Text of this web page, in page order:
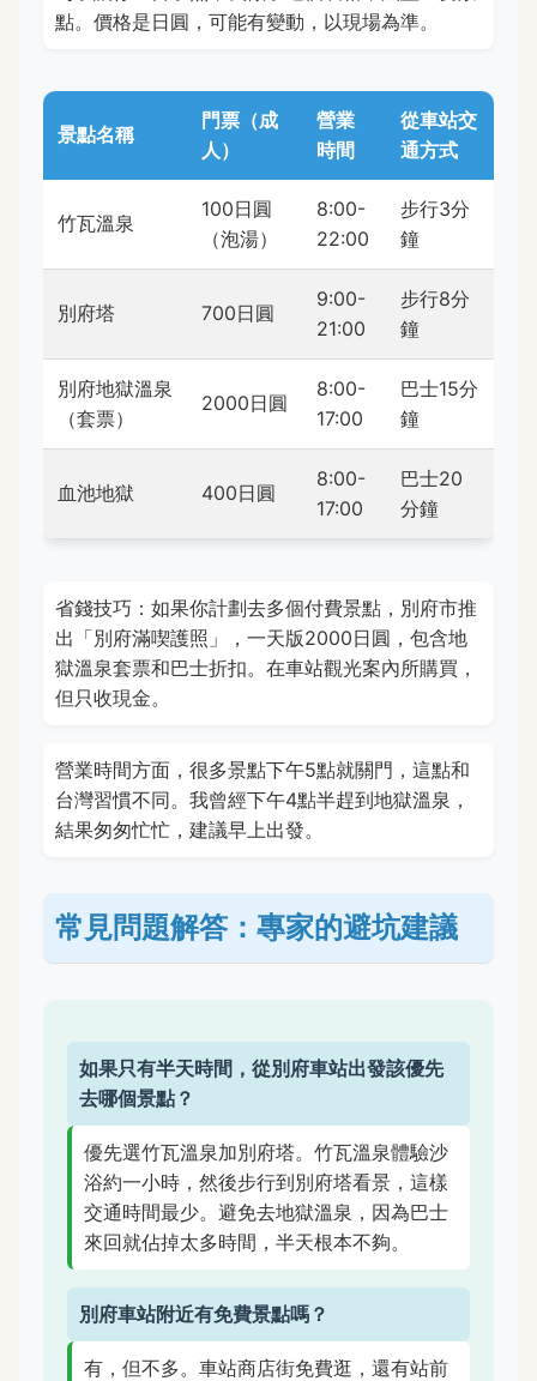
點。價格是日圓，可能有變動，以現場為準。
景點名稱
門票（成
人）
營業
時間
從車站交
通方式
竹瓦溫泉
100日圓
（泡湯）
8:00-
22:00
步行3分
鐘
別府塔 700日圓
9:00-
21:00
步行8分
鐘
別府地獄溫泉
（套票）
2000日圓
8:00-
17:00
巴士15分
鐘
血池地獄 400日圓
8:00-
17:00
巴士20
分鐘
省錢技巧：如果你計劃去多個付費景點，別府市推
出「別府滿喫護照」，一天版2000日圓，包含地
獄溫泉套票和巴士折扣。在車站觀光案內所購買，
但只收現金。
營業時間方面，很多景點下午5點就關門，這點和
台灣習慣不同。我曾經下午4點半趕到地獄溫泉，
結果匆匆忙忙，建議早上出發。
常見問題解答：專家的避坑建議
如果只有半天時間，從別府車站出發該優先
去哪個景點？
優先選竹瓦溫泉加別府塔。竹瓦溫泉體驗沙
浴約一小時，然後步行到別府塔看景，這樣
交通時間最少。避免去地獄溫泉，因為巴士
來回就佔掉太多時間，半天根本不夠。
別府車站附近有免費景點嗎？
有，但不多。車站商店街免費逛，還有站前